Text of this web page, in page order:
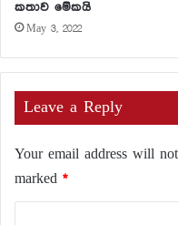
කතාව මේකයි
May 3, 2022
Leave a Reply
Your email address will
marked *